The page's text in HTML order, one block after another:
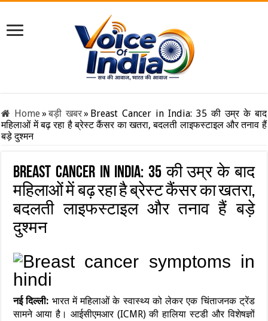
Home» बड़ी खबर» Breast Cancer in India: 35 की उम्र के बाद
महिलाओं में बढ़ रहा है ब्रेस्ट कैंसर का खतरा, बदलती लाइफस्टाइल और तनाव हैं
बड़े दुश्मन
Breast Cancer in India: 35 की उम्र के बाद
महिलाओं में बढ़ रहा है ब्रेस्ट कैंसर का खतरा,
बदलती लाइफस्टाइल और तनाव हैं बड़े
दुश्मन
नई दिल्ली: भारत में महिलाओं के स्वास्थ्य को लेकर एक चिंताजनक ट्रेंड
सामने आया है। आईसीएमआर (ICMR) की हालिया स्टडी और विशेषज्ञों